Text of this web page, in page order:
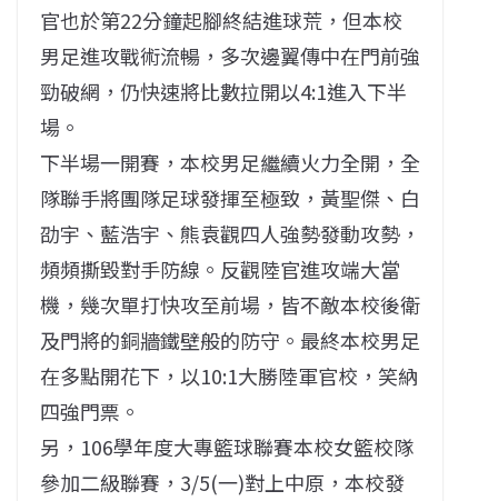
官也於第22分鐘起腳終結進球荒，但本校
男足進攻戰術流暢，多次邊翼傳中在門前強
勁破網，仍快速將比數拉開以4:1進入下半
場。
下半場一開賽，本校男足繼續火力全開，全
隊聯手將團隊足球發揮至極致，黃聖傑、白
劭宇、藍浩宇、熊袁觀四人強勢發動攻勢，
頻頻撕毀對手防線。反觀陸官進攻端大當
機，幾次單打快攻至前場，皆不敵本校後衛
及門將的銅牆鐵壁般的防守。最終本校男足
在多點開花下，以10:1大勝陸軍官校，笑納
四強門票。
另，106學年度大專籃球聯賽本校女籃校隊
參加二級聯賽，3/5(一)對上中原，本校發